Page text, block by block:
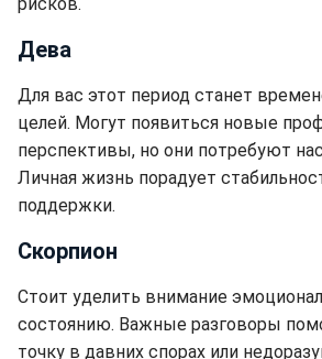
Дева
Для вас этот период станет
целей. Могут появиться новые
перспективы, но они потребуют
Личная жизнь порадует
поддержки.
Скорпион
Стоит уделить внимание
состоянию. Важные разговоры
точку в давних спорах или